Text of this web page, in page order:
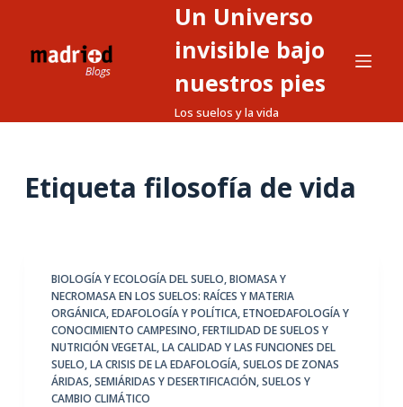
Un Universo
invisible bajo
nuestros pies
Los suelos y la vida
Etiqueta filosofía de vida
BIOLOGÍA Y ECOLOGÍA DEL SUELO,BIOMASA Y
NECROMASA EN LOS SUELOS: RAÍCES Y MATERIA
ORGÁNICA,EDAFOLOGÍA Y POLÍTICA,ETNOEDAFOLOGÍA Y
CONOCIMIENTO CAMPESINO,FERTILIDAD DE SUELOS Y
NUTRICIÓN VEGETAL,LA CALIDAD Y LAS FUNCIONES DEL
SUELO,LA CRISIS DE LA EDAFOLOGÍA,SUELOS DE ZONAS
ÁRIDAS, SEMIÁRIDAS Y DESERTIFICACIÓN,SUELOS Y
CAMBIO CLIMÁTICO